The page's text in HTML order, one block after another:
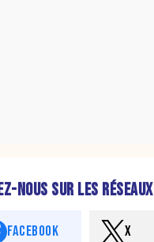
NOUS SUR LES RÉSEAUX
FACEBOOK X